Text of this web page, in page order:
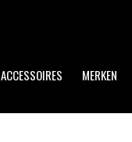
ACCESSOIRES MERKEN